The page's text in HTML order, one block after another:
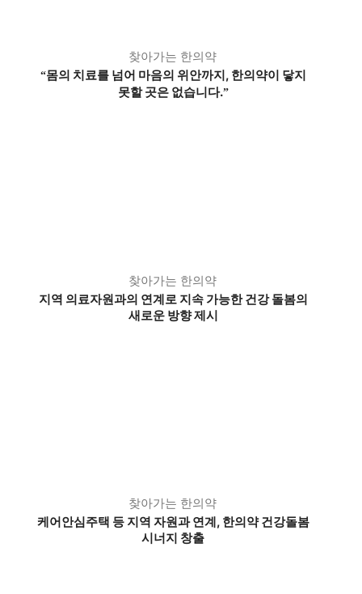
찾아가는 한의약
“몸의 치료를 넘어 마음의 위안까지, 한의약이 닿지
못할 곳은 없습니다.”
찾아가는 한의약
지역 의료자원과의 연계로 지속 가능한 건강 돌봄의
새로운 방향 제시
찾아가는 한의약
케어안심주택 등 지역 자원과 연계, 한의약 건강돌봄
시너지 창출